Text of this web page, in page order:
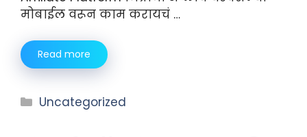
मोबाईल वरून काम करायचं …
Read more
Uncategorized